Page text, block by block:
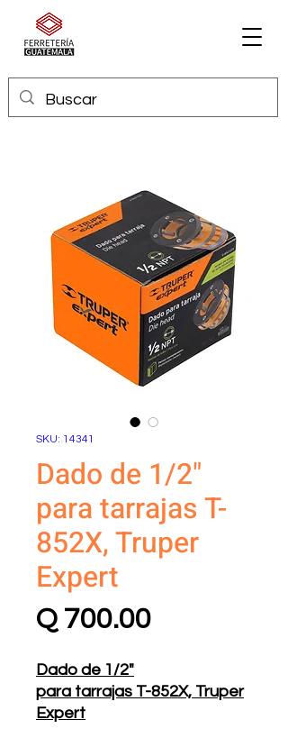
SKU: 14341
Dado de 1/2"
para tarrajas T-
852X, Truper
Expert
Q 700.00Precio
Dado de 1/2"
para tarrajas T-852X, Truper
Expert